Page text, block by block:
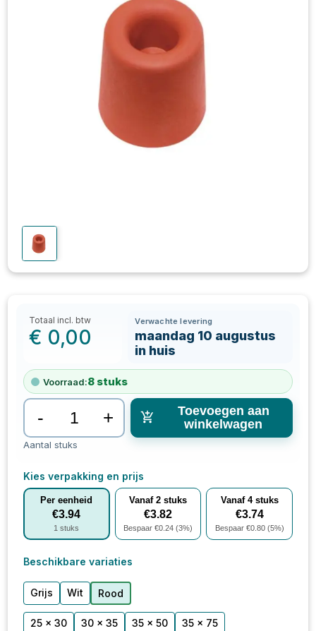
Totaal incl. btw
€ 0,00
Verwachte levering
maandag 10 augustus
in huis
Voorraad:8 stuks
- +
Toevoegen aan
winkelwagen
Aantal stuks
Kies verpakking en prijs
Per eenheid
€3.94
1 stuks
Vanaf 2 stuks
€3.82
Bespaar €0.24 (3%)
Vanaf 4stuks
€3.74
Bespaar €0.80(5%)
Beschikbare variaties
Grijs Wit Rood
25 x 30 30 x 35 35 x 50 35 x 75